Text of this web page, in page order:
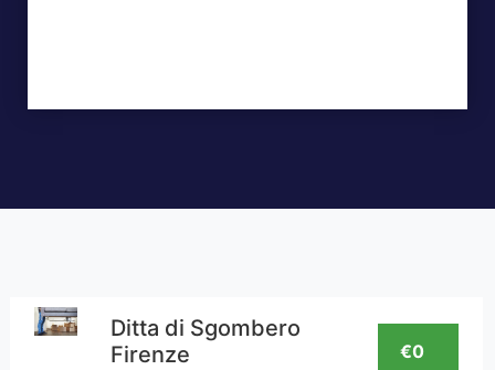
Ditta di Sgombero
Firenze
€0